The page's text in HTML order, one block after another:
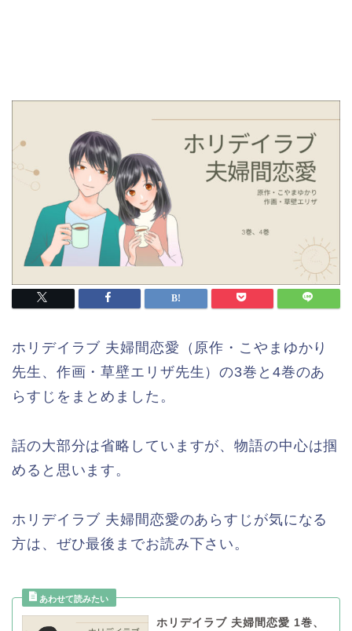
ホリデイラブ 夫婦間恋愛（原作・こやまゆかり
先生、作画・草壁エリザ先生）の3巻と4巻のあ
らすじをまとめました。
話の大部分は省略していますが、物語の中心は掴
めると思います。
ホリデイラブ 夫婦間恋愛のあらすじが気になる
方は、ぜひ最後までお読み下さい。
ホリデイラブ 夫婦間恋愛 1巻、